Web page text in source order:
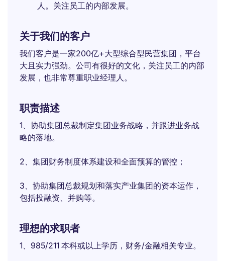
人。关注员工的内部发展。
关于我们的客户
我们客户是一家200亿+大型综合型民营集团，平台
大且实力强劲。公司有很好的文化，关注员工的内部
发展，也非常尊重职业经理人。
职责描述
1、协助集团总裁制定集团业务战略，并跟进业务战
略的落地。
2、集团财务制度体系建设和全面预算的管控；
3、协助集团总裁规划和落实产业集团的资本运作，
包括投融资、并购等。
理想的求职者
1、985/211 本科或以上学历，财务/金融相关专业。